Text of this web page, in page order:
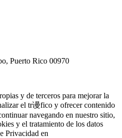
Puerto Rico 00970
y de terceros para mejorar la
el tr谩fico y ofrecer contenido
navegando en nuestro sitio,
y el tratamiento de los datos
Privacidad en